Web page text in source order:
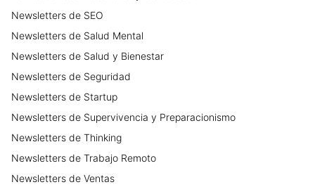
Newsletters de SEO
Newsletters de Salud Mental
Newsletters de Salud y Bienestar
Newsletters de Seguridad
Newsletters de Startup
Newsletters de Supervivencia y Preparacionismo
Newsletters de Thinking
Newsletters de Trabajo Remoto
Newsletters de Ventas